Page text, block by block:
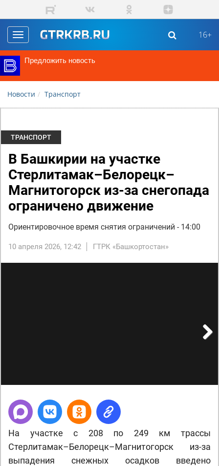
Перейти к основному содержанию
Toggle
navigation
16+
Предложить новость
Новости Транспорт
ТРАНСПОРТ
В Башкирии на участке
Стерлитамак–Белорецк–
Магнитогорск из-за снегопада
ограничено движение
Ориентировочное время снятия ограничений - 14:00
10 апреля 2026, 12:42 ГТРК «Башкортостан»
На участке с 208 по 249 км трассы
Стерлитамак–Белорецк–Магнитогорск из-за
выпадения снежных осадков введено